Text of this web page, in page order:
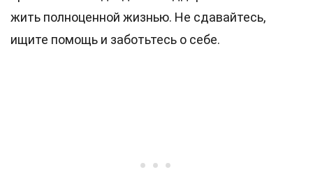
жить полноценной жизнью. Не сдавайтесь,
ищите помощь и заботьтесь о себе.